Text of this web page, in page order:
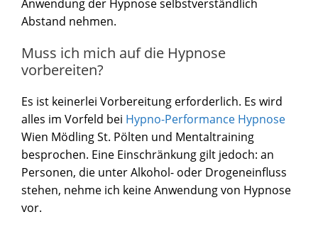
Anwendung der Hypnose selbstverständlich
Abstand nehmen.
Muss ich mich auf die Hypnose
vorbereiten?
Es ist keinerlei Vorbereitung erforderlich. Es wird
alles im Vorfeld bei Hypno-Performance Hypnose
Wien Mödling St. Pölten und Mentaltraining
besprochen. Eine Einschränkung gilt jedoch: an
Personen, die unter Alkohol- oder Drogeneinfluss
stehen, nehme ich keine Anwendung von Hypnose
vor.